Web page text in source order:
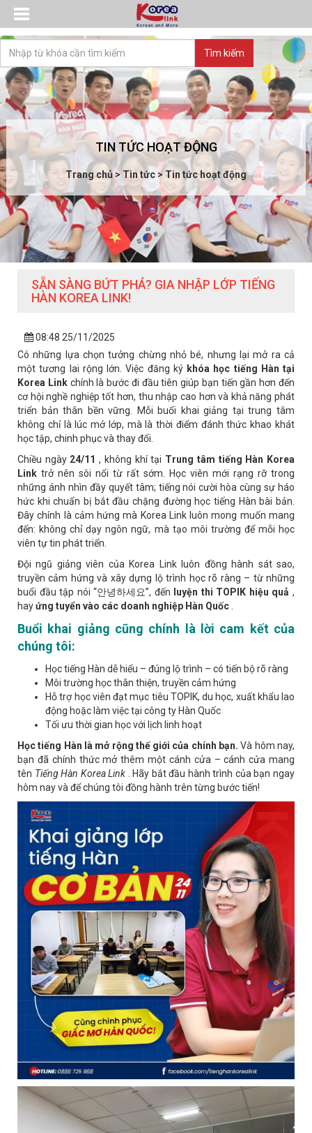
TIN TỨC HOẠT ĐỘNG
Trang chủ>Tin tức >Tin tức hoạt động
SẴN SÀNG BỨT PHÁ? GIA NHẬP LỚP TIẾNG
HÀN KOREA LINK!
08:48 25/11/2025
Có những lựa chọn tưởng chừng nhỏ bé, nhưng lại mở ra cả
một tương lai rộng lớn. Việc đăng ký khóa học tiếng Hàn tại
Korea Link chính là bước đi đầu tiên giúp bạn tiến gần hơn đến
cơ hội nghề nghiệp tốt hơn, thu nhập cao hơn và khả năng phát
triển bản thân bền vững. Mỗi buổi khai giảng tại trung tâm
không chỉ là lúc mở lớp, mà là thời điểm đánh thức khao khát
học tập, chinh phục và thay đổi.
Chiều ngày 24/11, không khí tại Trung tâm tiếng Hàn Korea
Link trở nên sôi nổi từ rất sớm. Học viên mới rạng rỡ trong
những ánh nhìn đầy quyết tâm; tiếng nói cười hòa cùng sự háo
hức khi chuẩn bị bắt đầu chặng đường học tiếng Hàn bài bản.
Đây chính là cảm hứng mà Korea Link luôn mong muốn mang
đến: không chỉ dạy ngôn ngữ, mà tạo môi trường để mỗi học
viên tự tin phát triển.
Đội ngũ giảng viên của Korea Link luôn đồng hành sát sao,
truyền cảm hứng và xây dựng lộ trình học rõ ràng – từ những
buổi đầu tập nói “안녕하세요”, đến
luyện thi TOPIK hiệu quả,
hayứng tuyển vào các doanh nghiệp Hàn Quốc
Buổi khai giảng cũng chính là lời cam kết của
chúng tôi:
Học tiếng Hàn dễ hiểu – đúng lộ trình – có tiến bộ rõ ràng
Môi trường học thân thiện, truyền cảm hứng
Hỗ trợ học viên đạt mục tiêu TOPIK, du học, xuất khẩu lao
động hoặc làm việc tại công ty Hàn Quốc
Tối ưu thời gian học với lịch linh hoạt
Học tiếng Hàn là mở rộng thế giới của chính bạn.Và hôm nay,
bạn đã chính thức mở thêm một cánh cửa – cánh cửa mang
tên Tiếng Hàn Korea Link
. Hãy bắt đầu hành trình của bạn ngay
hôm nay và để chúng tôi đồng hành trên từng bước tiến!